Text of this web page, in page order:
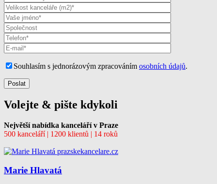
Souhlasím s jednorázovým zpracováním osobních údajů.
Volejte & pište kdykoli
Největší nabídka kanceláří v Praze
500 kanceláří | 1200 klientů | 14 roků
Marie Hlavatá